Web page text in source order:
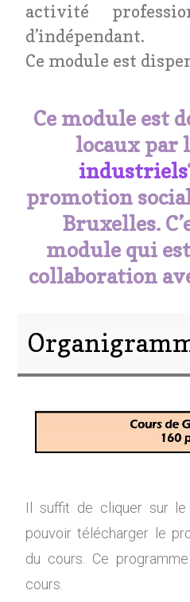
activité
d’indépendant.
Ce module est
Ce module est
locaux par
industriels
promotion
Bruxelles.
module qui
collaboration
Il suffit de cliquer sur
pouvoir télécharger le
du cours. Ce
cours.